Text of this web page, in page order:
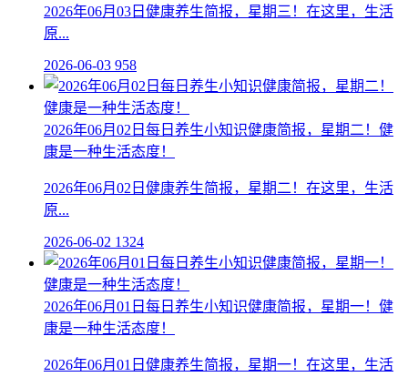
2026年06月03日健康养生简报，星期三！在这里，生活
原...
2026-06-03 958
2026年06月02日每日养生小知识健康简报，星期二！健
康是一种生活态度！
2026年06月02日健康养生简报，星期二！在这里，生活
原...
2026-06-02 1324
2026年06月01日每日养生小知识健康简报，星期一！健
康是一种生活态度！
2026年06月01日健康养生简报，星期一！在这里，生活